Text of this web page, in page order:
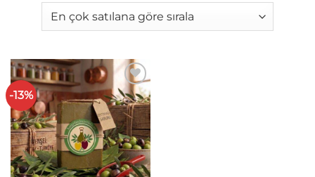
-13%
İstek
Listesine
Ekle